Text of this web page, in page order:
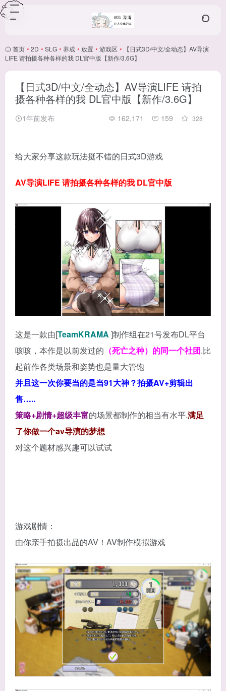
首页 • 2D • SLG • 养成 • 放置 • 游戏区 •
【日式3D/中文/全动态】AV导演
LIFE 请拍摄各种各样的我 DL官中版【新作/3.6G】
【日式3D/中文/全动态】AV导演LIFE 请拍
摄各种各样的我 DL官中版【新作/3.6G】
1年前发布 162,171 159 328
给大家分享这款玩法挺不错的日式3D游戏
AV导演LIFE 请拍摄各种各样的我 DL官中版
这是一款由[TeamKRAMA ]制作组在21号发布DL平台
咳咳，本作是以前发过的 （死亡之种）的同一个社团.比
起前作各类场景和姿势也是量大管饱
并且这一次你要当的是当91大神？拍摄AV+剪辑出
售…..
策略+剧情+超级丰富的场景都制作的相当有水平.满足
了你做一个av导演的梦想
对这个题材感兴趣可以试试
游戏剧情：
由你亲手拍摄出品的AV！AV制作模拟游戏